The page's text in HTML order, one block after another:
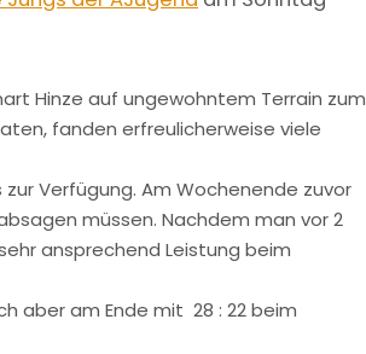
Hinze auf ungewohntem Terrain zum
fanden erfreulicherweise viele
Verfügung. Am Wochenende zuvor
müssen. Nachdem man vor 2
ansprechend Leistung beim
aber am Ende mit 28 : 22 beim